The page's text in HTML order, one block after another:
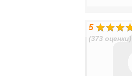
5
(373 оценки)